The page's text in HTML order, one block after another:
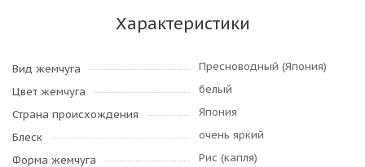
Характеристики
Вид жемчуга
Пресноводный (Япония)
Цвет жемчуга
белый
Страна происхождения
Япония
Блеск
очень яркий
Форма жемчуга
Рис (капля)